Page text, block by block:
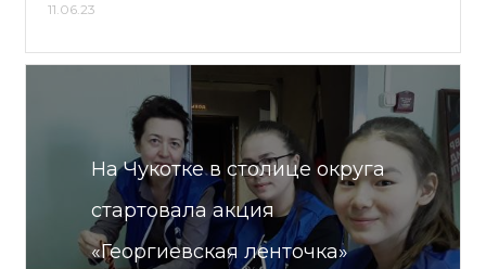
11.06.23
На Чукотке в столице округа
стартовала акция
«Георгиевская ленточка»